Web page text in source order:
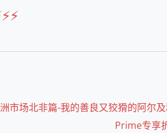
市场北非篇-我的善良又狡猾的阿
Prime专享